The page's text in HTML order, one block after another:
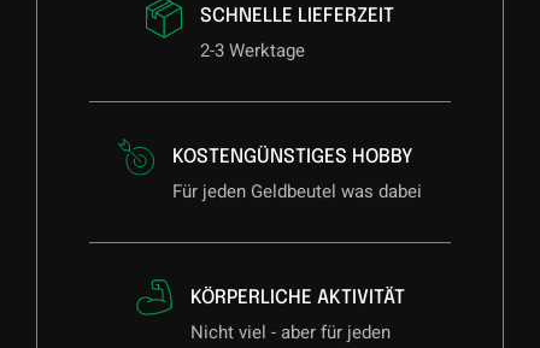
SCHNELLE LIEFERZEIT
2-3 Werktage
KOSTENGÜNSTIGES HOBBY
Für jeden Geldbeutel was dabei
KÖRPERLICHE AKTIVITÄT
Nicht viel - aber für jeden